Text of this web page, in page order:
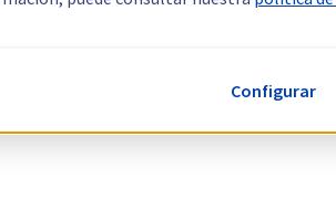
Configurar